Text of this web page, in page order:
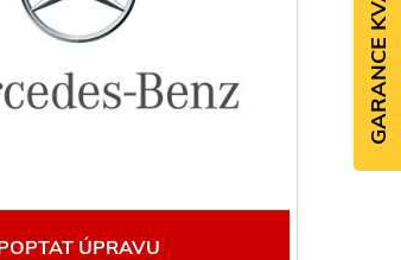
ÚPRAVU
GARANCE KVALITY